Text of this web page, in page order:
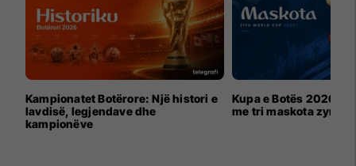
Kampionatet Botërore: Një histori e
lavdisë, legjendave dhe
kampionëve
Kupa e Botës 2026
me tri maskota zyrtare